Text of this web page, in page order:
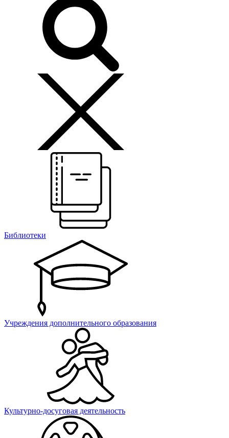
Библиотеки
Учреждения дополнительного образования
Культурно-досуговая деятельность